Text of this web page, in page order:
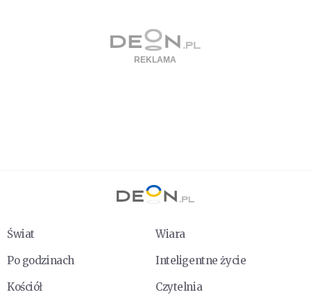
Świat
Wiara
Po godzinach
Inteligentne życie
Kościół
Czytelnia